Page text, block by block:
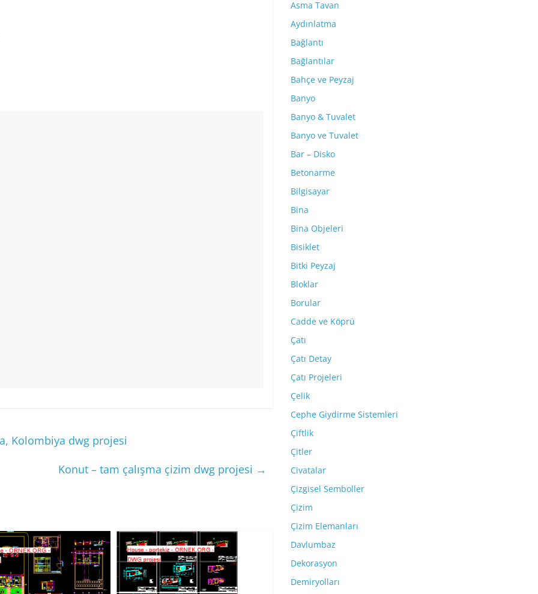
Kolombiya dwg projesi
Konut – tam çalışma çizim dwg projesi →
Asma Tavan
Aydınlatma
Bağlantı
Bağlantılar
Bahçe ve Peyzaj
Banyo
Banyo & Tuvalet
Banyo ve Tuvalet
Bar – Disko
Betonarme
Bilgisayar
Bina
Bina Objeleri
Bisiklet
Bitki Peyzaj
Bloklar
Borular
Cadde ve Köprü
Çatı
Çatı Detay
Çatı Projeleri
Çelik
Cephe Giydirme Sistemleri
Çiftlik
Çitler
Civatalar
Çizgisel Semboller
Çizim
Çizim Elemanları
Davlumbaz
Dekorasyon
Demiryolları